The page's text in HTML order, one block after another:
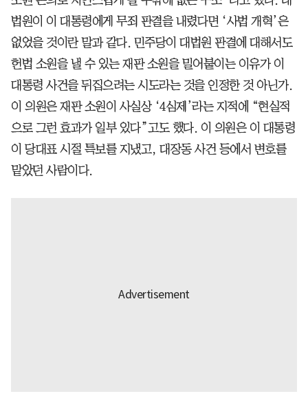
법원이 이 대통령에게 무죄 판결을 내렸다면 ‘사법 개혁’은
없었을 것이란 말과 같다. 민주당이 대법원 판결에 대해서도
헌법 소원을 낼 수 있는 재판 소원을 밀어붙이는 이유가 이
대통령 사건을 뒤집으려는 시도라는 것을 인정한 것 아닌가.
이 의원은 재판 소원이 사실상 ‘4심제’라는 지적에 “현실적
으로 그런 효과가 일부 있다”고도 했다. 이 의원은 이 대통령
이 당대표 시절 특보를 지냈고, 대장동 사건 등에서 변호를
맡았던 사람이다.